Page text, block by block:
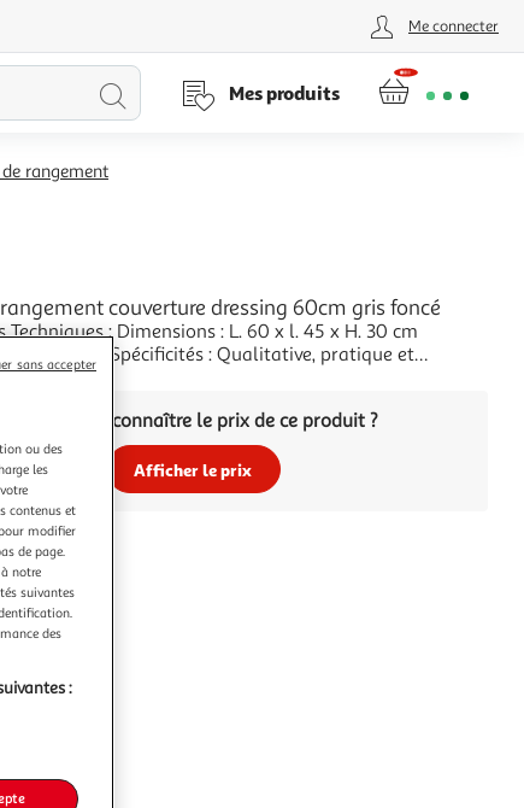
Me connecter
Lancer
la
Mes produits
rangement
couverture dressing 60cm gris foncé
: Dimensions : L. 60 x l. 45 x H. 30 cm
Spécificités : Qualitative, pratique et
idéal pour un rangement sous votre lit Usage
Vous voulez connaître le prix de ce produit ?
Afficher le prix
ou des
les
contenus et
modifier
de page.
notre
suivantes
des
:
sans accepter